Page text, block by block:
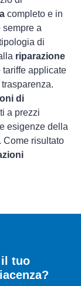
completo e in
sempre a
di
riparazione
tariffe applicate
di
a prezzi
esigenze della
Come risultato
il tuo
?